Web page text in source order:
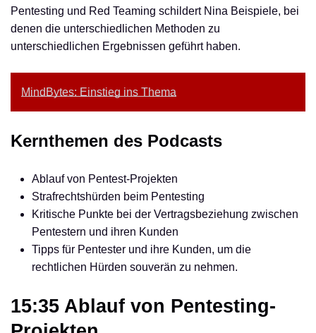
Pentesting und Red Teaming schildert Nina Beispiele, bei
denen die unterschiedlichen Methoden zu
unterschiedlichen Ergebnissen geführt haben.
MindBytes: Einstieg ins Thema
Kernthemen des Podcasts
Ablauf von Pentest-Projekten
Strafrechtshürden beim Pentesting
Kritische Punkte bei der Vertragsbeziehung zwischen
Pentestern und ihren Kunden
Tipps für Pentester und ihre Kunden, um die
rechtlichen Hürden souverän zu nehmen.
15:35 Ablauf von Pentesting-